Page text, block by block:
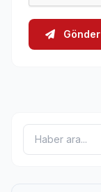
Gönder